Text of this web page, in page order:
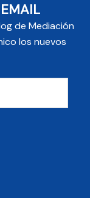
de Mediación
los nuevos